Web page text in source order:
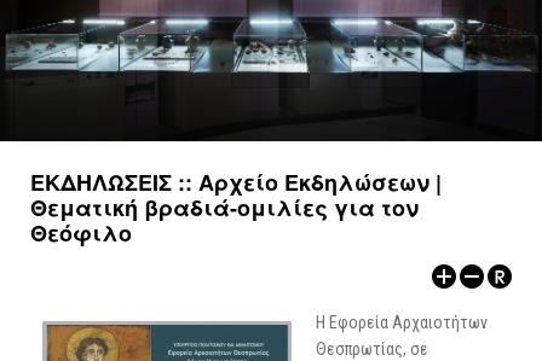
Αρχική σελίδα
Επικοινωνία
Νέα
ΤΟ ΜΟΥΣΕΙΟ
ΕΚΘΕΣΕΙΣ
ΕΚΔΟΣΕΙΣ
ΕΚΔΗΛΩΣΕΙΣ :: Αρχείο Εκδηλώσεων |
Θεματική βραδιά-ομιλίες για τον
Θεόφιλο
H Εφορεία Αρχαιοτήτων
Θεσπρωτίας, σε